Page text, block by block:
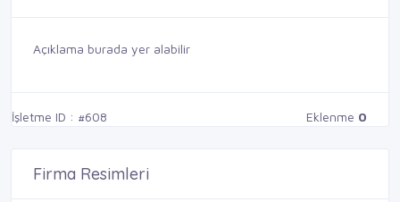
Açıklama burada yer alabilir
İşletme ID : #608 Eklenme 0
Firma Resimleri